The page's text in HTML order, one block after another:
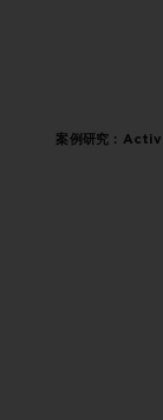
案例研究：